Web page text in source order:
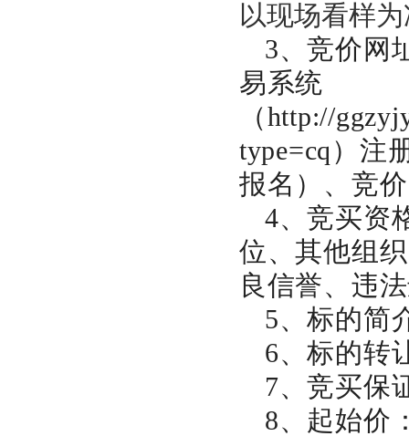
以现场看样
3、竞价网
易系统
（http://
type=cq）注
报名）、竞
4、竞买资
位、其他组织
良信誉、违
5、标的简
6、标的转
7、竞买保
8、起始价